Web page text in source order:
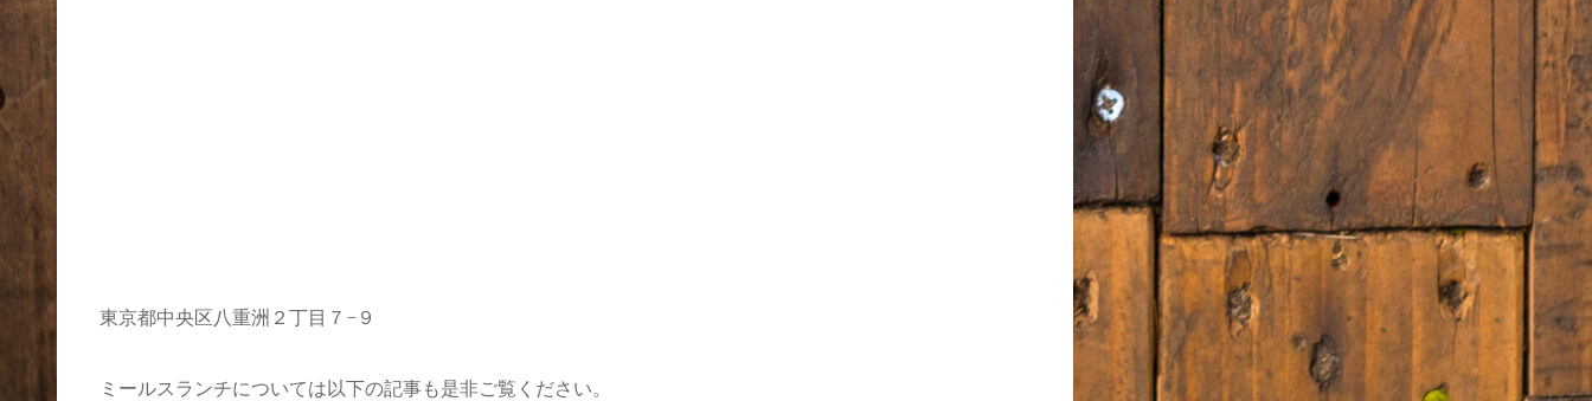
東京都中央区八重洲２丁目７−９
ミールスランチについては以下の記事も是非ご覧ください。